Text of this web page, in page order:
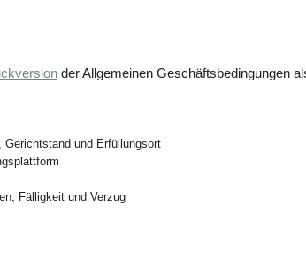
der Allgemeinen Geschäftsbedingungen
Gerichtstand und Erfüllungsort
Fälligkeit und Verzug